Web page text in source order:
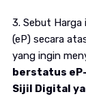
3. Sebut Harga
(eP) secara
yang ingin
berstatus
Sijil Digital